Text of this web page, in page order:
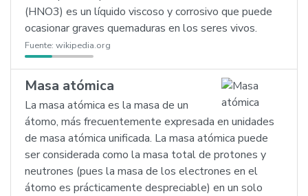
(HNO3) es un líquido viscoso y corrosivo que puede
ocasionar graves quemaduras en los seres vivos.
Fuente: wikipedia.org
Masa atómica
La masa atómica es la masa de un
átomo, más frecuentemente expresada en unidades
de masa atómica unificada. La masa atómica puede
ser considerada como la masa total de protones y
neutrones (pues la masa de los electrones en el
átomo es prácticamente despreciable) en un solo